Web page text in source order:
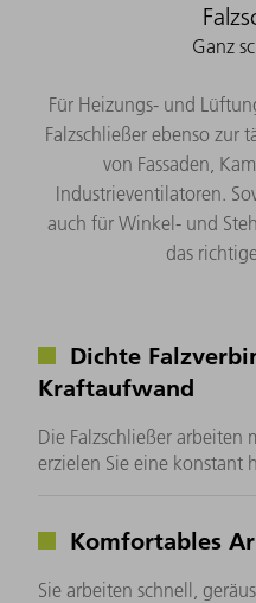
Ganz
Für Heizungs- und
Falzschließer ebenso zur
von Fassaden,
Industrieventilatoren.
auch für Winkel- und
das
Dichte
Kraftaufwand
Die Falzschließer arbeiten
erzielen Sie eine konstant
Komfortables
Sie arbeiten schnell,